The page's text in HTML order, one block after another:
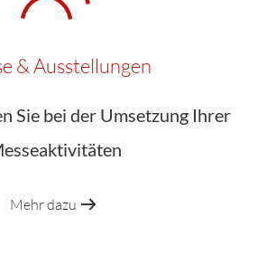
& Ausstellungen
Sie bei der Umsetzung Ihrer
Mehr dazu